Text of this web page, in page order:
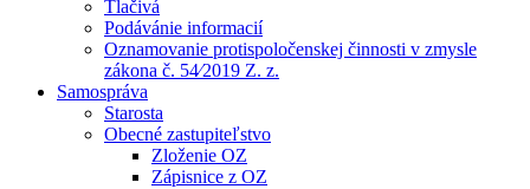
Tlačivá
Podávánie informacií
Oznamovanie protispoločenskej činnosti v zmysle
zákona č. 54⁄2019 Z. z.
Samospráva
Starosta
Obecné zastupiteľstvo
Zloženie OZ
Zápisnice z OZ